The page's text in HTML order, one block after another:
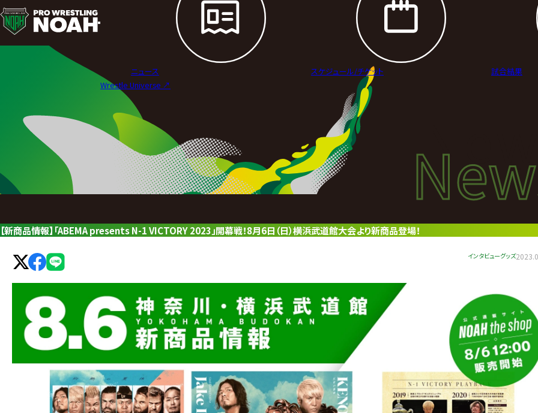
ニ
ュ
レ
ス
リ
グ・
式
ニュース スケジュール/チケット
試合結果
Wrestle Universe ↗︎
ニ
【新商品情報】「ABEMA presents N-1 VICTORY 2023」開幕戦！8月6日（日）横浜武道館大会より新商品登場！
インタビューグッズ